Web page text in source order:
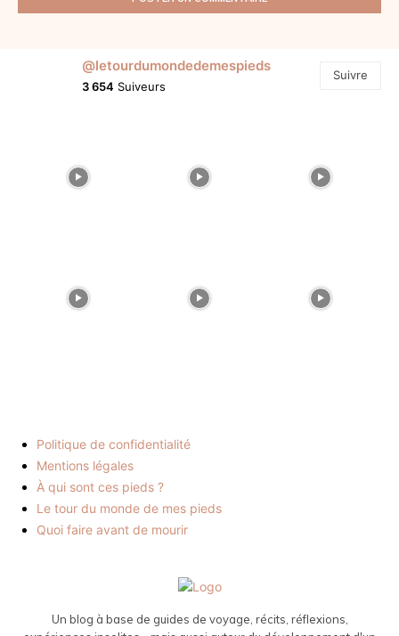
@letourdumondedemespieds
3 654 Suiveurs
Suivre
Politique de confidentialité
Mentions légales
À qui sont ces pieds ?
Le tour du monde de mes pieds
Quoi faire avant de mourir
Un blog à base de guides de voyage, récits, réflexions,